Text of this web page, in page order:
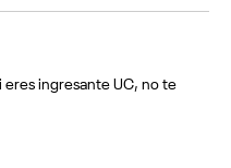
eres ingresante UC, no te